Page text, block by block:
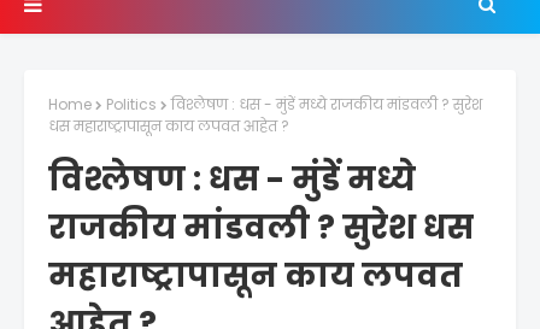
Home Politics
विश्लेषण : धस - मुंडें मध्ये राजकीय मांडवली ? सुरेश
धस महाराष्ट्रापासून काय लपवत आहेत ?
विश्लेषण : धस - मुंडें मध्ये
राजकीय मांडवली ? सुरेश धस
महाराष्ट्रापासून काय लपवत